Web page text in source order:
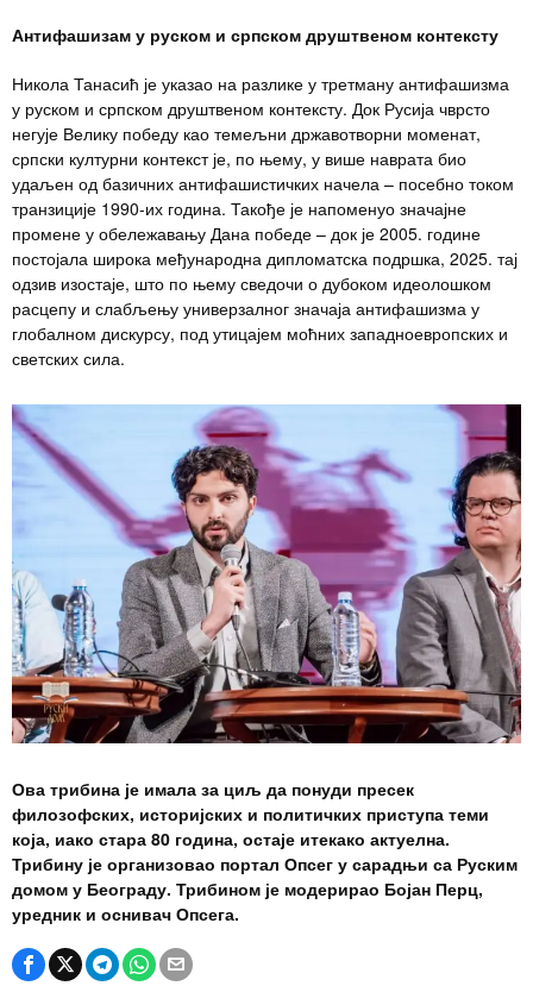
Антифашизам у руском и српском друштвеном контексту
Никола Танасић је указао на разлике у третману антифашизма
у руском и српском друштвеном контексту. Док Русија чврсто
негује Велику победу као темељни државотворни моменат,
српски културни контекст је, по њему, у више наврата био
удаљен од базичних антифашистичких начела – посебно током
транзиције 1990-их година. Такође је напоменуо значајне
промене у обележавању Дана победе – док је 2005. године
постојала широка међународна дипломатска подршка, 2025. тај
одзив изостаје, што по њему сведочи о дубоком идеолошком
расцепу и слабљењу универзалног значаја антифашизма у
глобалном дискурсу, под утицајем моћних западноевропских и
светских сила.
Ова трибина је имала за циљ да понуди пресек
филозофских, историјских и политичких приступа теми
која, иако стара 80 година, остаје итекако актуелна.
Трибину је организовао портал Опсег у сарадњи са Руским
домом у Београду. Трибином је модерирао Бојан Перц,
уредник и оснивач Опсега.